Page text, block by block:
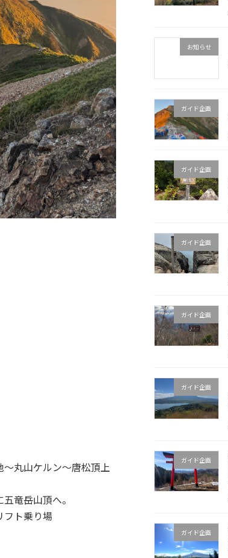
丸山ケルン〜唐松頂上
竜岳山頂へ。
フト乗り場
お知らせ
ガイド企画
ガイド企画
ガイド企画
ガイド企画
ガイド企画
ガイド企画
ガイド企画